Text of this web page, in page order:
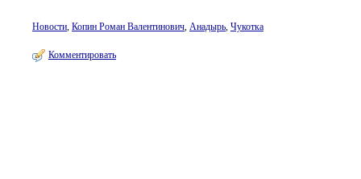
Новости, Копин Роман Валентинович, Анадырь, Чукотка
Комментировать